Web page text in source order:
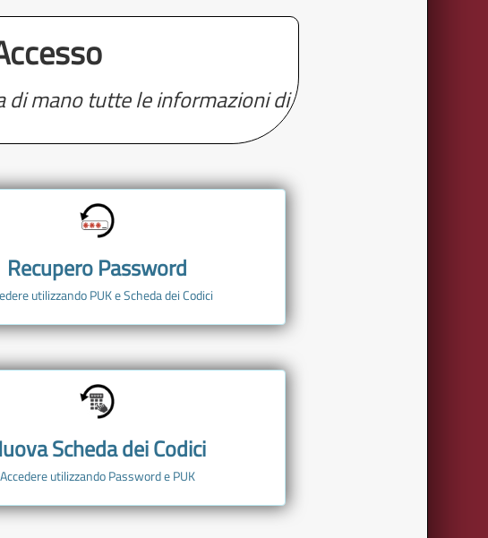
di mano tutte le informazioni di
Recupero Password
utilizzando PUK e Scheda dei Codici
Scheda dei Codici
Accedere utilizzando Password e PUK